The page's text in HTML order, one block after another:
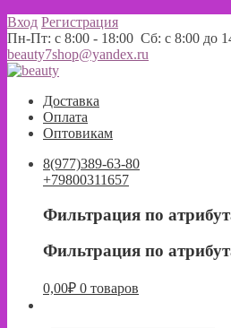
Вход Регистрация
Пн-Пт: с 8:00 - 18:00 Сб: с 8:00 до
beauty7shop@yandex.ru
Перейти
навигации
Перейти
содержимому
Доставка
Оплата
Оптовикам
8(977)389-63-80
+79800311657
Фильтрация по
Фильтрация по
0,00₽ 0 товаров